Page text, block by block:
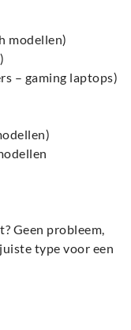
modellen)
– gaming laptops)
Geen probleem,
type voor een